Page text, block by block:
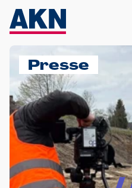
Presse